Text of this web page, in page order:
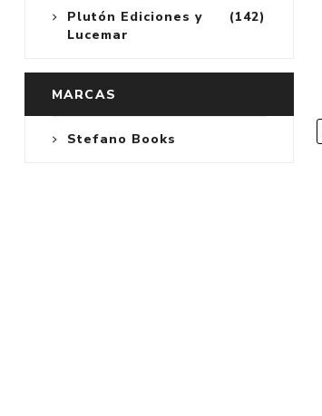
(142)
Plutón Ediciones y
Lucemar
MARCAS
Stefano Books